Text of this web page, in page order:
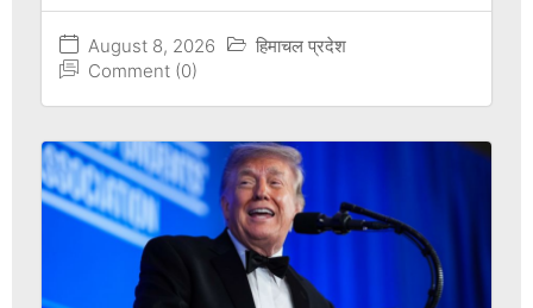
August 8, 2026
हिमाचल प्रदेश
Comment (0)